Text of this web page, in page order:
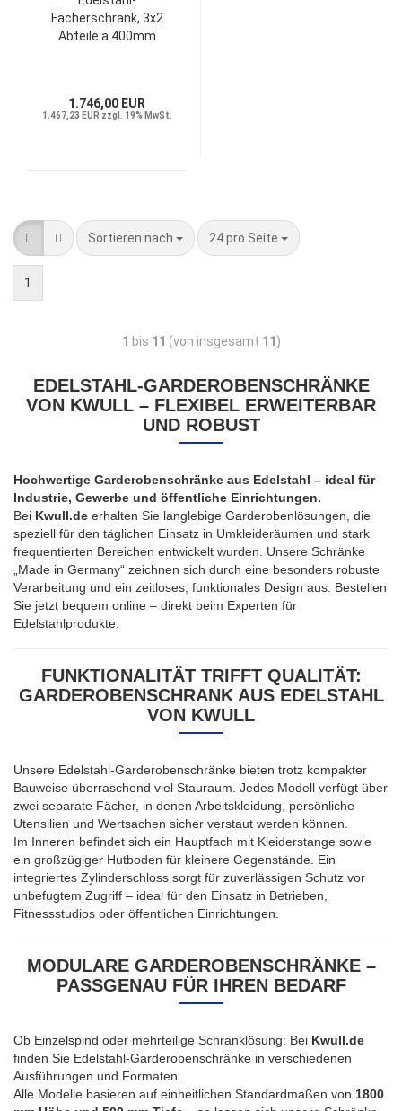
Fächerschrank, 3x2
Abteile a 400mm
1.746,00 EUR
1.467,23 EUR zzgl. 19% MwSt.
Sortieren nach 24 pro Seite
1
1 bis 11 (von insgesamt 11 )
EDELSTAHL-GARDEROBENSCHRÄNKE
VON KWULL – FLEXIBEL ERWEITERBAR
UND ROBUST
Hochwertige Garderobenschränke aus Edelstahl – ideal für
Industrie, Gewerbe und öffentliche Einrichtungen.
Bei Kwull.de erhalten Sie langlebige Garderobenlösungen, die
speziell für den täglichen Einsatz in Umkleideräumen und stark
frequentierten Bereichen entwickelt wurden. Unsere Schränke
„Made in Germany“ zeichnen sich durch eine besonders robuste
Verarbeitung und ein zeitloses, funktionales Design aus. Bestellen
Sie jetzt bequem online – direkt beim Experten für
Edelstahlprodukte.
FUNKTIONALITÄT TRIFFT QUALITÄT:
GARDEROBENSCHRANK AUS EDELSTAHL
VON KWULL
Unsere Edelstahl-Garderobenschränke bieten trotz kompakter
Bauweise überraschend viel Stauraum. Jedes Modell verfügt über
zwei separate Fächer, in denen Arbeitskleidung, persönliche
Utensilien und Wertsachen sicher verstaut werden können.
Im Inneren befindet sich ein Hauptfach mit Kleiderstange sowie
ein großzügiger Hutboden für kleinere Gegenstände. Ein
integriertes Zylinderschloss sorgt für zuverlässigen Schutz vor
unbefugtem Zugriff – ideal für den Einsatz in Betrieben,
Fitnessstudios oder öffentlichen Einrichtungen.
MODULARE GARDEROBENSCHRÄNKE –
PASSGENAU FÜR IHREN BEDARF
Ob Einzelspind oder mehrteilige Schranklösung: Bei Kwull.de
finden Sie Edelstahl-Garderobenschränke in verschiedenen
Ausführungen und Formaten.
Alle Modelle basieren auf einheitlichen Standardmaßen von 1800